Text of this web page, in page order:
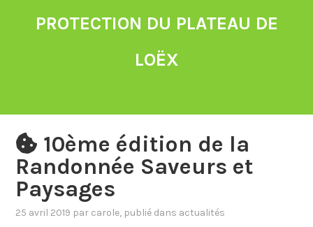
PROTECTION DU PLATEAU DE
LOËX
10ème édition de la
Randonnée Saveurs et
Paysages
25 avril 2019 par carole, publié dans actualités